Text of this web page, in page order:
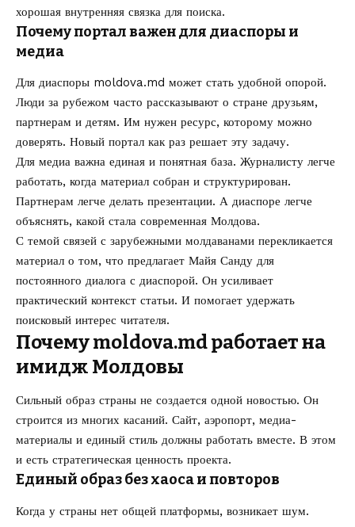
хорошая внутренняя связка для поиска.
Почему портал важен для диаспоры и
медиа
Для диаспоры moldova.md может стать удобной опорой.
Люди за рубежом часто рассказывают о стране друзьям,
партнерам и детям. Им нужен ресурс, которому можно
доверять. Новый портал как раз решает эту задачу.
Для медиа важна единая и понятная база. Журналисту легче
работать, когда материал собран и структурирован.
Партнерам легче делать презентации. А диаспоре легче
объяснять, какой стала современная Молдова.
С темой связей с зарубежными молдаванами перекликается
материал о том, что предлагает Майя Санду для
постоянного диалога с диаспорой. Он усиливает
практический контекст статьи. И помогает удержать
поисковый интерес читателя.
Почему moldova.md работает на
имидж Молдовы
Сильный образ страны не создается одной новостью. Он
строится из многих касаний. Сайт, аэропорт, медиа-
материалы и единый стиль должны работать вместе. В этом
и есть стратегическая ценность проекта.
Единый образ без хаоса и повторов
Когда у страны нет общей платформы, возникает шум.